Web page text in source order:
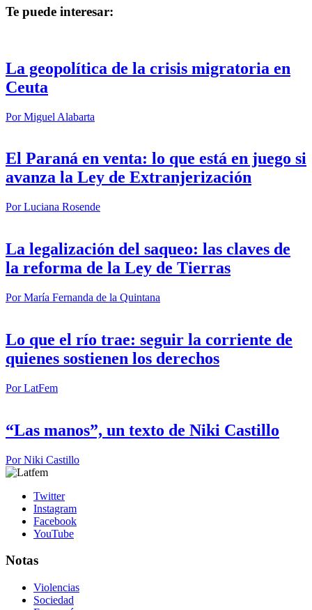
Te puede interesar:
La geopolítica de la crisis migratoria en
Ceuta
PorMiguel Alabarta
El Paraná en venta: lo que está en juego si
avanza la Ley de Extranjerización
PorLuciana Rosende
La legalización del saqueo: las claves de
la reforma de la Ley de Tierras
PorMaría Fernanda de la Quintana
Lo que el río trae: seguir la corriente de
quienes sostienen los derechos
PorLatFem
“Las manos”, un texto de Niki Castillo
PorNiki Castillo
Twitter
Instagram
Facebook
YouTube
Notas
Violencias
Sociedad